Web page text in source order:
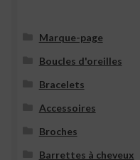
Marque-page
Boucles d'oreilles
Bracelets
Accessoires
Broches
Barrettes à cheveux